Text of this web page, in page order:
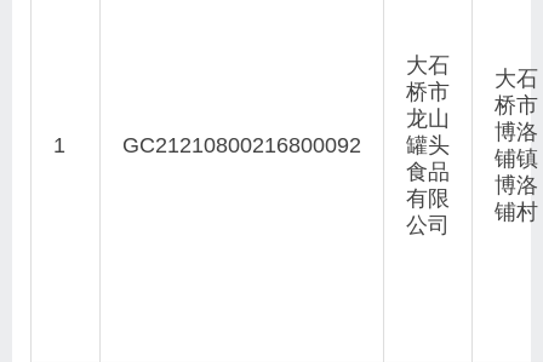
1 GC21210800216800092
大石
桥市
龙山
罐头
食品
有限
公司
大石
桥市
博洛
铺镇
博洛
铺村